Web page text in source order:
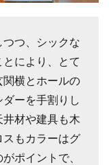
つ、シックな
により、とて
関横とホールの
ーを手割りし
材や建具も木
もカラーはグ
ポイントで、